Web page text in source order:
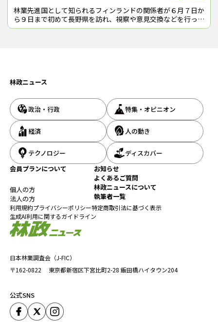
中村就・RINDO社長
中村社長は、「（RINDOが）林業界で必要不可欠の存在になり、
2032年のIPO（新規株式公開）を目指したい」と抱負を語る。
IPOに向けて同社は、優良人材の紹介事業である「RINDOエージェ
の道具や消耗品を販売するEC（電子商取引）事業を立ち上げる予
定だ。続いて、2028年には林業機械メーカー等向けバナー広告事
業を立ち上げて収益性を高め、2029年からはトータルとしての広
４月上旬に調達した約3,200万円の新規資金は、このビジョン達成
に向けて、サイトのリニューアルや人材の拡充などに充てる方針
だ。中村社長は、「熱意ある求職者と企業とのマッチング度を高
林業先進国として知られるフィンランドの関係者が６月７日か
ら９日まで初めて長野県を訪れ、視察や意見交換などを行っ
た。 来日したのは、フィンランド北カルヤラ県のマルクス・
日本林業調査会（J-FIC）
〒162-0822
東京都新宿区下宮比町2-28 飯田橋ハイタウン204
公式SNS
林政ニュース
政治・行政 特集・オピニオン
経済 人の動き
テクノロジー
ディスカバー
会員プランについて
個人の方
法人の方
お知らせ
よくあるご質問
林政ニュースについて
執筆者一覧
利用規約プライバシーポリシー特定商取引法に基づく表示
生成AI利用に関するガイドライン